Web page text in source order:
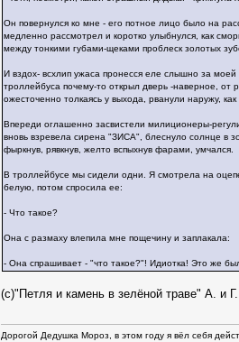
Он повернулся ко мне - его потное лицо было на
медленно рассмотрел и коротко улыбнулся, как
между тонкими губами-щеками проблеск золотых
И вздох- всхлип ужаса пронесся еле слышно за
троллейбуса почему-то открыл дверь -наверное, от
ожесточенно толкаясь у выхода, рванули наружу,
Впереди оглашенно засвистели милиционеры-
вновь взревела сирена "ЗИСА", блеснуло солнце в
фыркнув, рявкнув, желто вспыхнув фарами, умчался.
В троллейбусе мы сидели одни. Я смотрела на
белую, потом спросила ее:
- Что такое?
Она с размаху влепила мне пощечину и заплакала:
- Она спрашивает - "что такое?"! Идиотка! Это же
(с)"Петля и камень в зелёной траве" А. и
Дорогой Дедушка Мороз, в этом году я вёл себя